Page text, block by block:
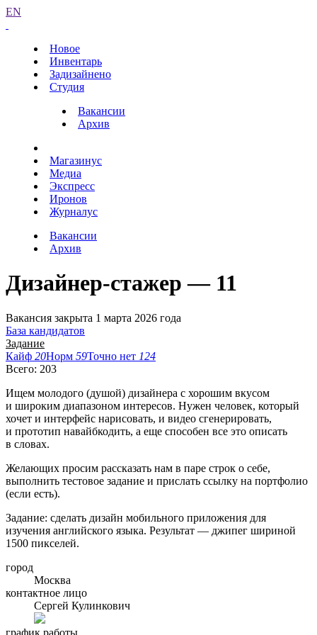
EN
Новое
Инвентарь
Задизайнено
Студия
Вакансии
Архив
Магазинус
Медиа
Экспресс
Иронов
Журналус
Вакансии
Архив
Дизайнер-стажер — 11
Вакансия закрыта 1 марта 2026 года
База кандидатов
Задание
Кайф 20Норм 59Точно нет 124
Всего: 203
Ищем молодого (душой) дизайнера с хорошим вкусом
и широким диапазоном интересов. Нужен человек, который
хочет и интерфейс нарисовать, и видео сгенерировать,
и прототип навайбкодить, а еще способен все это описать
в словах.
Желающих просим рассказать нам в паре строк о себе,
выполнить тестовое задание и прислать ссылку на портфолио
(если есть).
Задание: сделать дизайн мобильного приложения для
изучения английского языка. Результат — джипег шириной
1500 пикселей.
город
Москва
контактное лицо
Сергей Кулинкович
график работы